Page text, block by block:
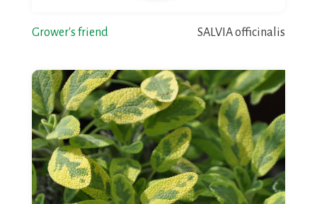
Grower's friend SALVIA officinalis